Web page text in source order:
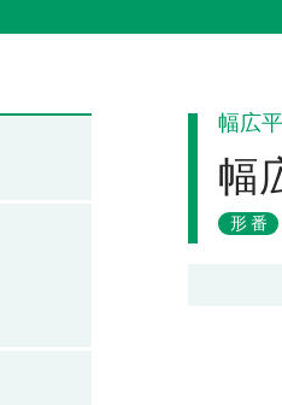
幅広
幅
形番